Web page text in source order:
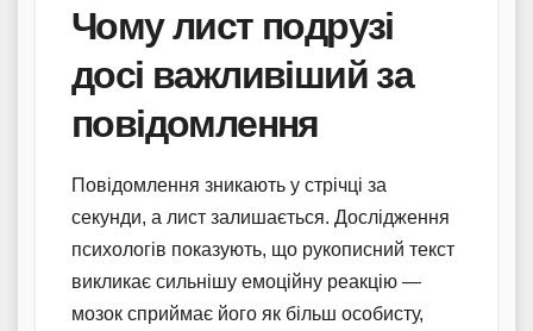
Чому лист подрузі
досі важливіший за
повідомлення
Повідомлення зникають у стрічці за
секунди, а лист залишається. Дослідження
психологів показують, що рукописний текст
викликає сильнішу емоційну реакцію —
мозок сприймає його як більш особисту,